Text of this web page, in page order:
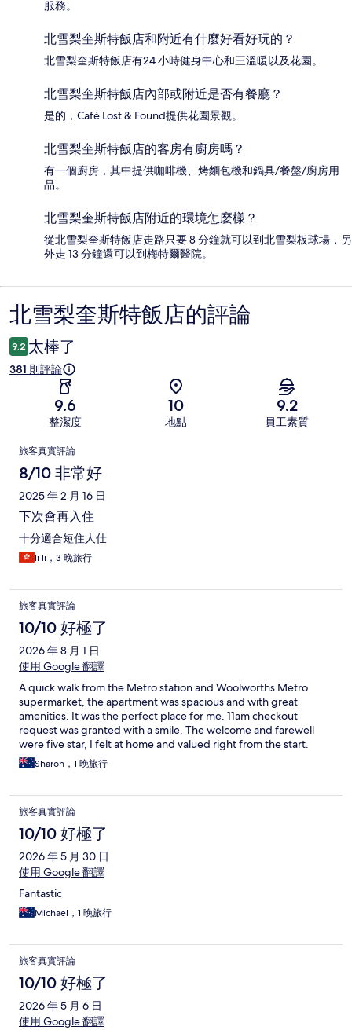
服務。
北雪梨奎斯特飯店和附近有什麼好看好玩的？
北雪梨奎斯特飯店有24 小時健身中心和三溫暖以及花園。
北雪梨奎斯特飯店內部或附近是否有餐廳？
是的，Café Lost & Found提供花園景觀。
北雪梨奎斯特飯店的客房有廚房嗎？
有一個廚房，其中提供咖啡機、烤麵包機和鍋具/餐盤/廚房用
品。
北雪梨奎斯特飯店附近的環境怎麼樣？
從北雪梨奎斯特飯店走路只要 8 分鐘就可以到北雪梨板球場，另
外走 13 分鐘還可以到梅特爾醫院。
評
論
北雪梨奎斯特飯店的評論
9.2 太棒了
381 則評論
9.6
整潔度
10
地點
9.2
員工素質
評
論
旅客真實評論
8/10 非常好
2025 年 2 月 16 日
下次會再入住
十分適合短住人仕
li li，3 晚旅行
旅客真實評論
10/10 好極了
2026 年 8 月 1 日
使用 Google 翻譯
A quick walk from the Metro station and Woolworths Metro
supermarket, the apartment was spacious and with great
amenities. It was the perfect place for me. 11am checkout
request was granted with a smile. The welcome and farewell
were five star, I felt at home and valued right from the start.
Sharon，1 晚旅行
旅客真實評論
10/10 好極了
2026 年 5 月 30 日
使用 Google 翻譯
Fantastic
Michael，1 晚旅行
旅客真實評論
10/10 好極了
2026 年 5 月 6 日
使用 Google 翻譯